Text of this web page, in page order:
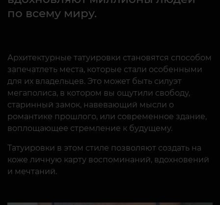
по всему миру.
Архитектурные татуировки становятся способом
запечатлеть места, которые стали особенными
для их владельцев. Это может быть силуэт
мегаполиса, в котором вы ощутили свободу,
старинный замок, навевающий мысли о
романтике прошлого, или современное здание,
воплощающее стремление к будущему.
Татуировки в этом стиле позволяют создать на
коже личную карту воспоминаний, вдохновений
и мечтаний.